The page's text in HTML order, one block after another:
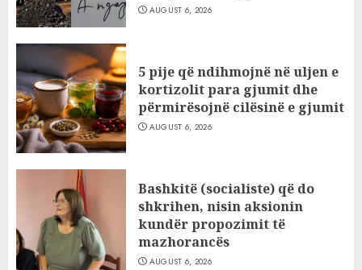
AUGUST 6, 2026
5 pije që ndihmojnë në uljen e
kortizolit para gjumit dhe
përmirësojnë cilësinë e gjumit
AUGUST 6, 2026
Bashkitë (socialiste) që do
shkrihen, nisin aksionin
kundër propozimit të
mazhorancës
AUGUST 6, 2026